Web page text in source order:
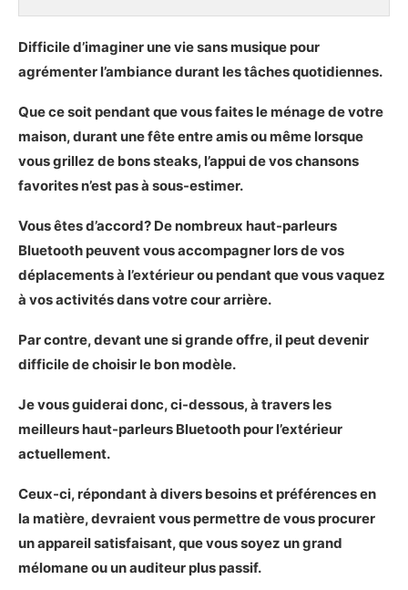
Les caractéristiques principales du Pohopa
Démonstration photo du Pohopa EF-
B210GOoni Pro 16
Mon avis sur le Pohopa EF-B210G
Avantages et inconvénients du Pohopa EF-
B210G
Les plus
Notre verdict sur le Pohopa EF-B210G
Notre choix pour un haut-parleur Bluetooth
portable pour l’extérieur
Présentation du Bose SoundLink Micro
SoundLink Micro
Démonstration photo et vidéo du Bose
SoundLink Micro
Les plus
Les moins
Notre verdict sur le Bose SoundLink Micro
Notre choix pour un haut-parleur Bluetooth pour
Difficile d’imaginer une vie sans musique pour
agrémenter l’ambiance durant les tâches quotidiennes.
Que ce soit pendant que vous faites le ménage de votre
maison, durant une fête entre amis ou même lorsque
vous grillez de bons steaks, l’appui de vos chansons
favorites n’est pas à sous-estimer.
Vous êtes d’accord? De nombreux haut-parleurs
Bluetooth peuvent vous accompagner lors de vos
déplacements à l’extérieur ou pendant que vous vaquez
à vos activités dans votre cour arrière.
Par contre, devant une si grande offre, il peut devenir
difficile de choisir le bon modèle.
Je vous guiderai donc, ci-dessous, à travers les
meilleurs haut-parleurs Bluetooth pour l’extérieur
actuellement.
Ceux-ci, répondant à divers besoins et préférences en
la matière, devraient vous permettre de vous procurer
un appareil satisfaisant, que vous soyez un grand
mélomane ou un auditeur plus passif.